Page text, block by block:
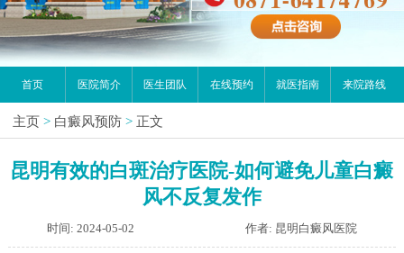
首页 医院简介 医生团队 在线预约 就医指南 来院路线
主页 > 白癜风预防 > 正文
昆明有效的白斑治疗医院-如何避免儿童白癜
风不反复发作
时间: 2024-05-02 作者: 昆明白癜风医院